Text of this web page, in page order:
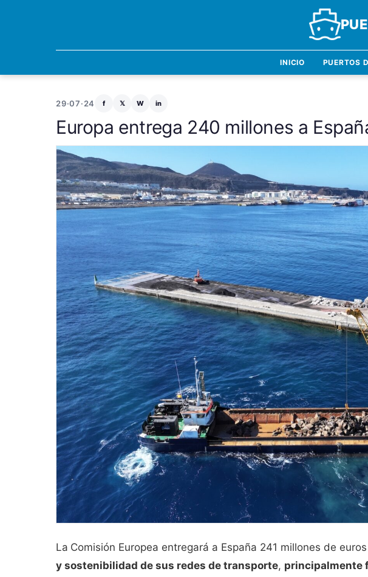
INICIO PUERTOS
29·07·24 f 𝕏 W in
Europa entrega 240 millones a
La Comisión Europea entregará a España 241 millones de
y sostenibilidad de sus redes de transporte, principalmente